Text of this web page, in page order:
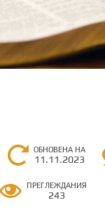
ОБНОВЕНА НА
11.11.2023
ПРЕГЛЕЖДАНИЯ
243